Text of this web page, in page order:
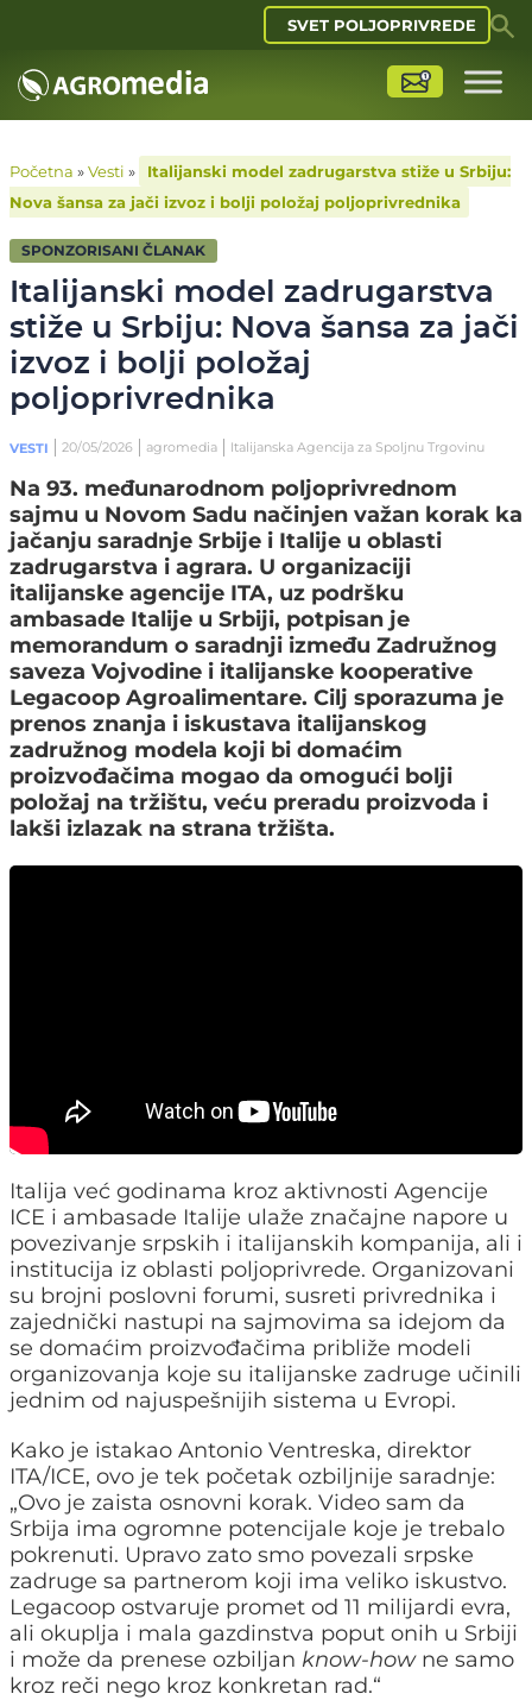
SVET POLJOPRIVREDE
Početna »Vesti »
Italijanski model zadrugarstva stiže u Srbiju:
Nova šansa za jači izvoz i bolji položaj poljoprivrednika
SPONZORISANI ČLANAK
Italijanski model zadrugarstva
stiže u Srbiju: Nova šansa za jači
izvoz i bolji položaj
poljoprivrednika
VESTI 20/05/2026 agromedia Italijanska Agencija za Spoljnu Trgovinu
Na 93. međunarodnom poljoprivrednom
sajmu u Novom Sadu načinjen važan korak ka
jačanju saradnje Srbije i Italije u oblasti
zadrugarstva i agrara. U organizaciji
italijanske agencije ITA, uz podršku
ambasade Italije u Srbiji, potpisan je
memorandum o saradnji između Zadružnog
saveza Vojvodine i italijanske kooperative
Legacoop Agroalimentare. Cilj sporazuma je
prenos znanja i iskustava italijanskog
zadružnog modela koji bi domaćim
proizvođačima mogao da omogući bolji
položaj na tržištu, veću preradu proizvoda i
lakši izlazak na strana tržišta.
Italija već godinama kroz aktivnosti Agencije
ICE i ambasade Italije ulaže značajne napore u
povezivanje srpskih i italijanskih kompanija, ali i
institucija iz oblasti poljoprivrede. Organizovani
su brojni poslovni forumi, susreti privrednika i
zajednički nastupi na sajmovima sa idejom da
se domaćim proizvođačima približe modeli
organizovanja koje su italijanske zadruge učinili
jednim od najuspešnijih sistema u Evropi.
Kako je istakao Antonio Ventreska, direktor
ITA/ICE, ovo je tek početak ozbiljnije saradnje:
„Ovo je zaista osnovni korak. Video sam da
Srbija ima ogromne potencijale koje je trebalo
pokrenuti. Upravo zato smo povezali srpske
zadruge sa partnerom koji ima veliko iskustvo.
Legacoop ostvaruje promet od 11 milijardi evra,
ali okuplja i mala gazdinstva poput onih u Srbiji
i može da prenese ozbiljan know-howne samo
kroz reči nego kroz konkretan rad.“